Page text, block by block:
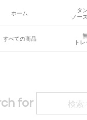
ホーム
タ
ノー
すべての商品
ト
for